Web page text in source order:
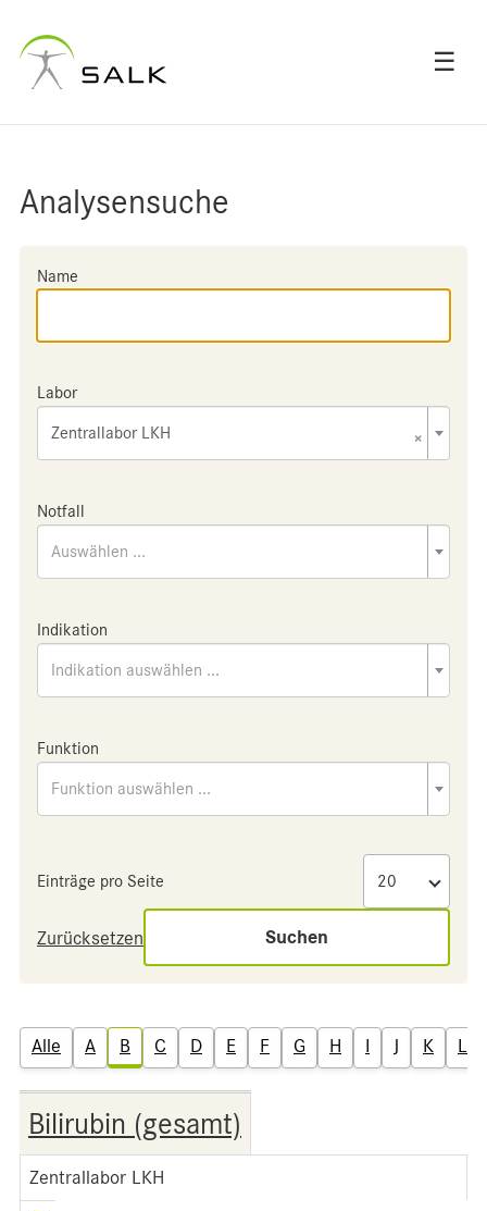
☰
Analysensuche
Name
Labor
×
Zentrallabor LKH
Notfall
Auswählen ...
Indikation
Indikation auswählen ...
Funktion
Funktion auswählen ...
Einträge pro Seite
Zurücksetzen Suchen
Alle A B C D E F G H I J K L
Bilirubin (gesamt)
Zentrallabor LKH